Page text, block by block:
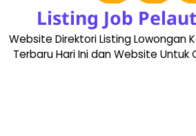
Listing Job
Website Direktori Listing Lowongan
Terbaru Hari Ini dan Website Untuk